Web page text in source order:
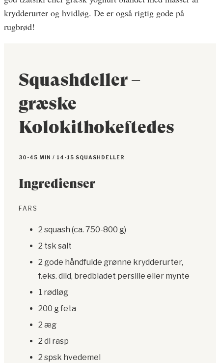
krydderurter og hvidløg. De er også rigtig gode på
rugbrød!
Squashdeller –
græske
Kolokithokeftedes
30-45 MIN / 14-15 SQUASHDELLER
Ingredienser
FARS
2 squash (ca. 750-800 g)
2 tsk salt
2 gode håndfulde grønne krydderurter,
f.eks. dild, bredbladet persille eller mynte
1 rødløg
200 g feta
2 æg
2 dl rasp
2 spsk hvedemel